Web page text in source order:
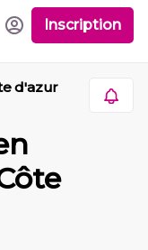
Inscription
d'azur